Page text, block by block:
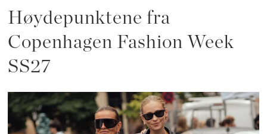
Høydepunktene fra
Copenhagen Fashion Week
SS27